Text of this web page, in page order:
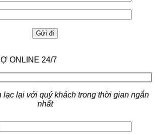
ONLINE 24/7
lạc lại với quý khách trong thời gian ngắn
nhất